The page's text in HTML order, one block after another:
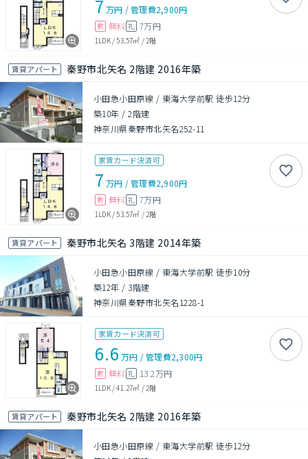
7 万円 /管理費2,900円
敷 無料 礼 7万円
1LDK/53.57㎡ /2階
賃貸アパート 秦野市北矢名 2階建 2016年築
小田急小田原線 / 東海大学前駅 徒歩12分
築10年 /2階建
神奈川県秦野市北矢名252-11
家賃カード決済可
7 万円 /管理費2,900円
敷 無料 礼 7万円
1LDK/53.57㎡ /2階
賃貸アパート 秦野市北矢名 3階建 2014年築
小田急小田原線 / 東海大学前駅 徒歩10分
築12年 / 3階建
神奈川県秦野市北矢名1228-1
家賃カード決済可
6.6 万円 /管理費2,300円
敷 無料 礼 13.2万円
1LDK/41.27㎡ /2階
賃貸アパート 秦野市北矢名 2階建 2016年築
小田急小田原線 / 東海大学前駅 徒歩12分